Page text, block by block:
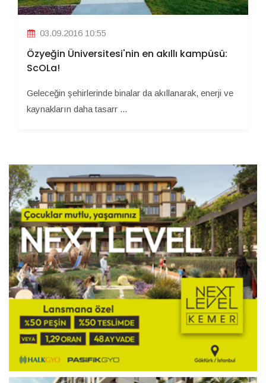
03.09.2016 10:55
Özyeğin Üniversitesi'nin en akıllı kampüsü:
ScOLa!
Geleceğin şehirlerinde binalar da akıllanarak, enerji ve
kaynakların daha tasarr ...